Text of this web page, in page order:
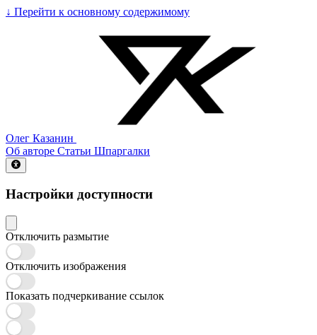
↓ Перейти к основному содержимому
Олег Казанин
Об авторе Статьи Шпаргалки
Настройки доступности
Отключить размытие
Отключить изображения
Показать подчеркивание ссылок